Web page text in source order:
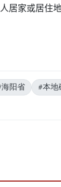
人居家或居住
阳省 #本地